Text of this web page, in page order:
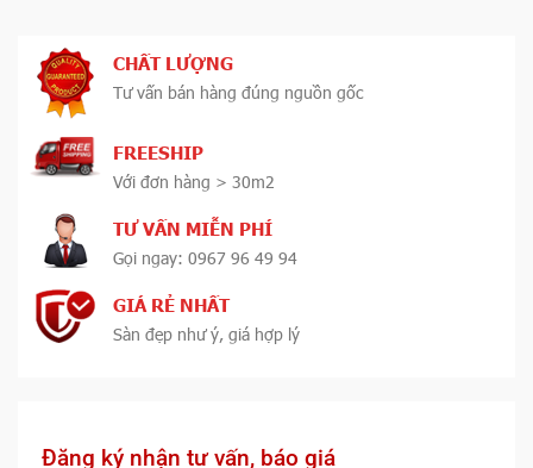
CHẤT LƯỢNG
Tư vấn bán hàng đúng nguồn gốc
FREESHIP
Với đơn hàng > 30m2
TƯ VẤN MIỄN PHÍ
Gọi ngay: 0967 96 49 94
GIÁ RẺ NHẤT
Sàn đẹp như ý, giá hợp lý
Đăng ký nhận tư vấn, báo giá